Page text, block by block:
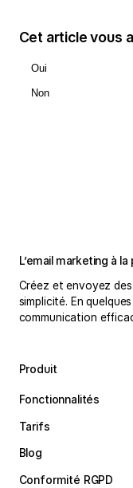
Cet article vous
Oui
Non
L’email marketing à
Créez et envoyez
simplicité. En
communication
Produit
Fonctionnalités
Tarifs
Blog
Conformité RGPD